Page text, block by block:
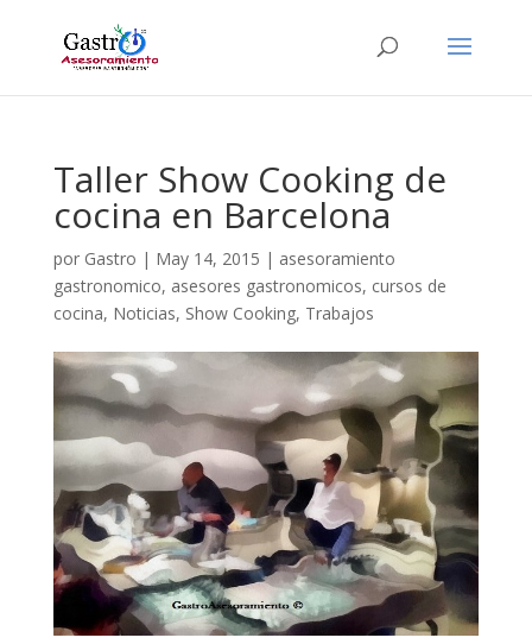
Taller Show Cooking de
cocina en Barcelona
por Gastro | May 14, 2015 | asesoramiento
gastronomico, asesores gastronomicos, cursos de
cocina, Noticias, Show Cooking, Trabajos